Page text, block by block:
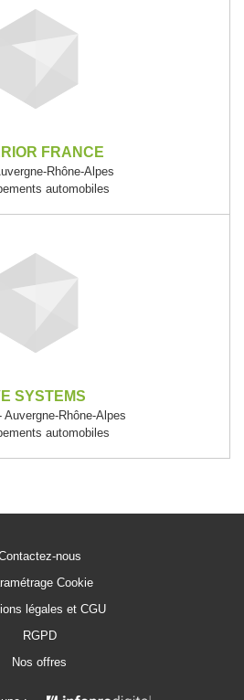
FRANCE
Rhône-Alpes
automobiles
SYSTEMS
Rhône-Alpes
automobiles
nous
Cookie
légales et CGU
RGPD
Nos offres